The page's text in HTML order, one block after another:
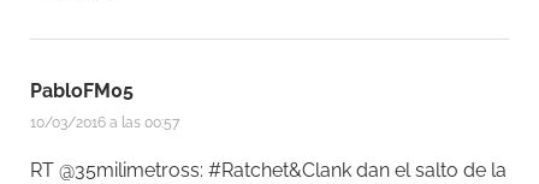
PabloFM05
10/03/2016 a las 00:57
RT @35milimetross: #Ratchet&Clank dan el salto de la